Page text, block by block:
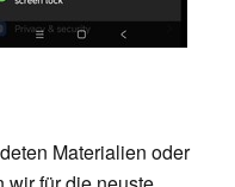
Materialien oder